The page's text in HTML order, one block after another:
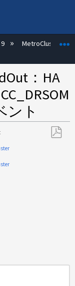
たたむ
MetroCluster
：HA
ント